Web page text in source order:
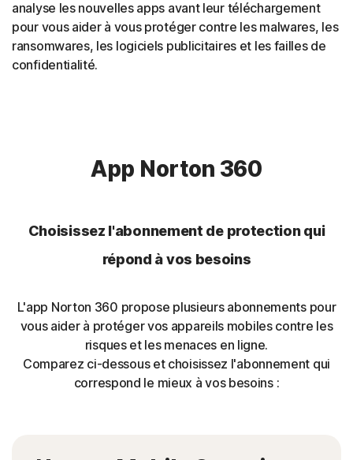
analyse les nouvelles apps avant leur téléchargement
pour vous aider à vous protéger contre les malwares, les
ransomwares, les logiciels publicitaires et les failles de
confidentialité.
App Norton 360
Choisissez l'abonnement de protection qui
répond à vos besoins
L'app Norton 360 propose plusieurs abonnements pour
vous aider à protéger vos appareils mobiles contre les
risques et les menaces en ligne.
Comparez ci-dessous et choisissez l'abonnement qui
correspond le mieux à vos besoins :